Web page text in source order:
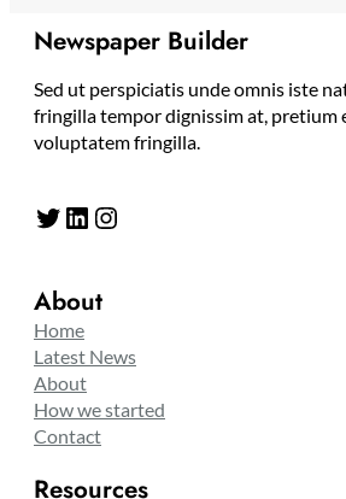
Newspaper Builder
Sed ut perspiciatis unde omnis iste
fringilla tempor dignissim at, pretium
voluptatem fringilla.
Twitter LinkedIn Instagram
About
Home
Latest News
About
How we started
Contact
Resources